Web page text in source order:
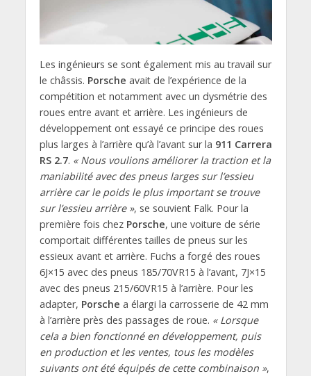
Les ingénieurs se sont également mis au travail sur
le châssis. Porsche avait de l’expérience de la
compétition et notamment avec un dysmétrie des
roues entre avant et arrière. Les ingénieurs de
développement ont essayé ce principe des roues
plus larges à l’arrière qu’à l’avant sur la 911 Carrera
RS 2.7. « Nous voulions améliorer la traction et la
maniabilité avec des pneus larges sur l’essieu
arrière car le poids le plus important se trouve
sur l’essieu arrière », se souvient Falk. Pour la
première fois chez Porsche, une voiture de série
comportait différentes tailles de pneus sur les
essieux avant et arrière. Fuchs a forgé des roues
6J×15 avec des pneus 185/70VR15 à l’avant, 7J×15
avec des pneus 215/60VR15 à l’arrière. Pour les
adapter, Porsche a élargi la carrosserie de 42 mm
à l’arrière près des passages de roue. « Lorsque
cela a bien fonctionné en développement, puis
en production et les ventes, tous les modèles
suivants ont été équipés de cette combinaison »,